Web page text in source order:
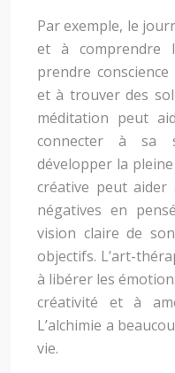
Par exemple, le
et à comprendre
prendre
et à trouver des
méditation peut
connecter à sa
développer la
créative peut aider
négatives en
vision claire de
objectifs. L’art-
à libérer les
créativité et à
L’alchimie a
vie.